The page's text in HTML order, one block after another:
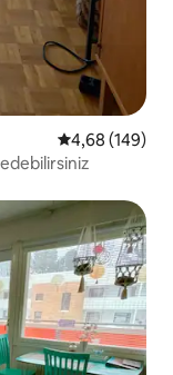
5 üzerinden
4,68 (149)